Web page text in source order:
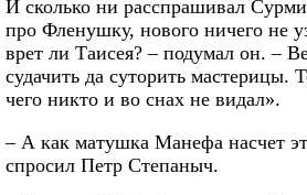
И сколько ни расспрашивал
про Фленушку, нового ничего не
врет ли Таисея? – подумал он. –
судачить да суторить мастерицы.
чего никто и во снах не видал».
– А как матушка Манефа насчет
спросил Петр Степаныч.